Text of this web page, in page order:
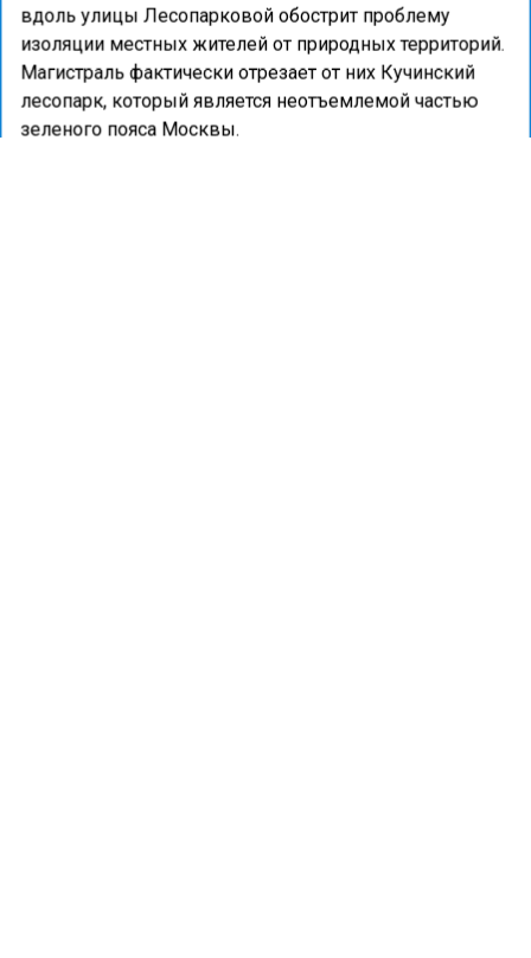
вдоль улицы Лесопарковой обострит проблему
изоляции местных жителей от природных территорий.
Магистраль фактически отрезает от них Кучинский
лесопарк, который является неотъемлемой частью
зеленого пояса Москвы.